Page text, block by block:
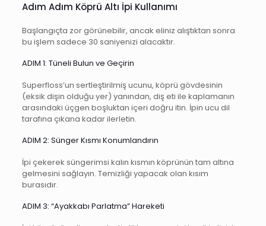
Adım Adım Köprü Altı İpi Kullanımı
Başlangıçta zor görünebilir, ancak eliniz alıştıktan sonra
bu işlem sadece 30 saniyenizi alacaktır.
ADIM 1: Tüneli Bulun ve Geçirin
Superfloss’un sertleştirilmiş ucunu, köprü gövdesinin
(eksik dişin olduğu yer) yanından, diş eti ile kaplamanın
arasındaki üçgen boşluktan içeri doğru itin. İpin ucu dil
tarafına çıkana kadar ilerletin.
ADIM 2: Sünger Kısmı Konumlandırın
İpi çekerek süngerimsi kalın kısmın köprünün tam altına
gelmesini sağlayın. Temizliği yapacak olan kısım
burasıdır.
ADIM 3: “Ayakkabı Parlatma” Hareketi